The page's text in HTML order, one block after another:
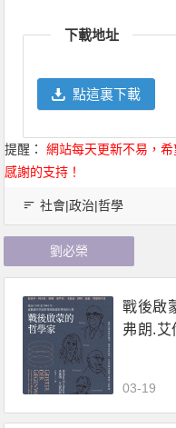
下載地址
點這裏下載
提醒：
網站每天更新不易，
感謝的支持！
社會|政治|哲學
劉必榮
戰後啟
弗朗.艾
03-19